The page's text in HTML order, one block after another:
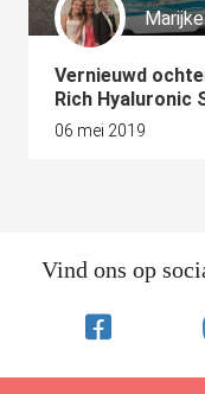
Vernieuwd
Rich Hyaluronic
06 mei 2019
Vind ons op